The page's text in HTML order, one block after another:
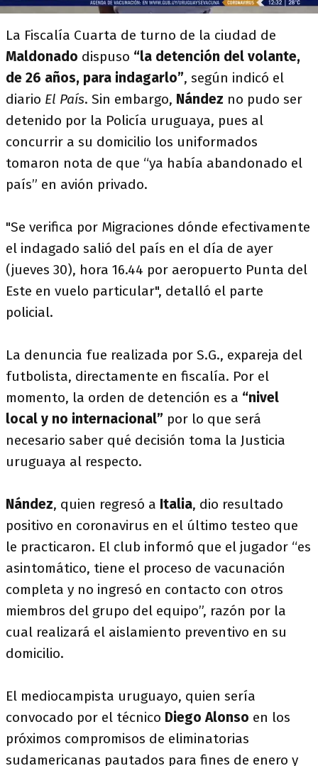
La Fiscalía Cuarta de turno de la ciudad de
Maldonado dispuso “la detención del volante,
de 26 años, para indagarlo”, según indicó el
diario El País. Sin embargo, Nández no pudo ser
detenido por la Policía uruguaya, pues al
concurrir a su domicilio los uniformados
tomaron nota de que “ya había abandonado el
país” en avión privado.
"Se verifica por Migraciones dónde efectivamente
el indagado salió del país en el día de ayer
(jueves 30), hora 16.44 por aeropuerto Punta del
Este en vuelo particular", detalló el parte
policial.
La denuncia fue realizada por S.G., expareja del
futbolista, directamente en fiscalía. Por el
momento, la orden de detención es a “nivel
local y no internacional” por lo que será
necesario saber qué decisión toma la Justicia
uruguaya al respecto.
Nández, quien regresó a Italia, dio resultado
positivo en coronavirus en el último testeo que
le practicaron. El club informó que el jugador “es
asintomático, tiene el proceso de vacunación
completa y no ingresó en contacto con otros
miembros del grupo del equipo”, razón por la
cual realizará el aislamiento preventivo en su
domicilio.
El mediocampista uruguayo, quien sería
convocado por el técnico Diego Alonso en los
próximos compromisos de eliminatorias
sudamericanas pautados para fines de enero y